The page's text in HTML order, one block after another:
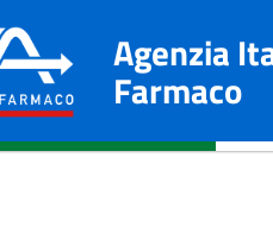
Agenzia
Farmaco